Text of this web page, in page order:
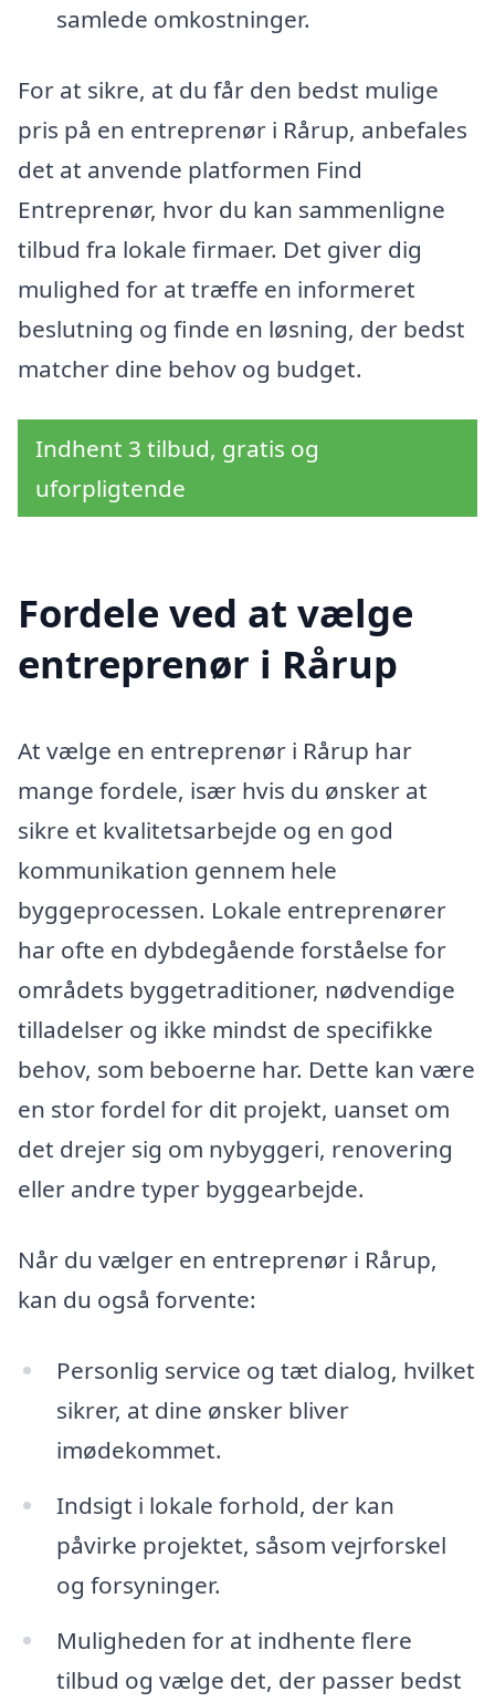
samlede omkostninger.
For at sikre, at du får den bedst mulige
pris på en entreprenør i Rårup, anbefales
det at anvende platformen Find
Entreprenør, hvor du kan sammenligne
tilbud fra lokale firmaer. Det giver dig
mulighed for at træffe en informeret
beslutning og finde en løsning, der bedst
matcher dine behov og budget.
Indhent 3 tilbud, gratis og
uforpligtende
Fordele ved at vælge
entreprenør i Rårup
At vælge en entreprenør i Rårup har
mange fordele, især hvis du ønsker at
sikre et kvalitetsarbejde og en god
kommunikation gennem hele
byggeprocessen. Lokale entreprenører
har ofte en dybdegående forståelse for
områdets byggetraditioner, nødvendige
tilladelser og ikke mindst de specifikke
behov, som beboerne har. Dette kan være
en stor fordel for dit projekt, uanset om
det drejer sig om nybyggeri, renovering
eller andre typer byggearbejde.
Når du vælger en entreprenør i Rårup,
kan du også forvente:
Personlig service og tæt dialog, hvilket
sikrer, at dine ønsker bliver
imødekommet.
Indsigt i lokale forhold, der kan
påvirke projektet, såsom vejrforskel
og forsyninger.
Muligheden for at indhente flere
tilbud og vælge det, der passer bedst